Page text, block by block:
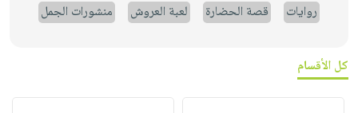
روايات
قصة الحضارة لعبة العروش منشورات الجمل
كل الأقسام